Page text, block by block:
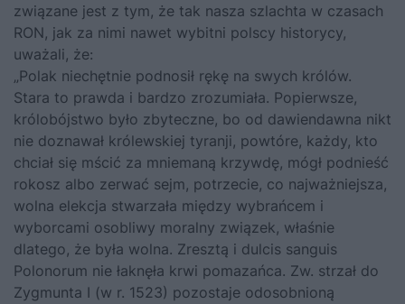
związane jest z tym, że tak nasza szlachta w czasach
RON, jak za nimi nawet wybitni polscy historycy,
uważali, że:
„Polak niechętnie podnosił rękę na swych królów.
Stara to prawda i bardzo zrozumiała. Popierwsze,
królobójstwo było zbyteczne, bo od dawiendawna nikt
nie doznawał królewskiej tyranji, powtóre, każdy, kto
chciał się mścić za mniemaną krzywdę, mógł podnieść
rokosz albo zerwać sejm, potrzecie, co najważniejsza,
wolna elekcja stwarzała między wybrańcem i
wyborcami osobliwy moralny związek, właśnie
dlatego, że była wolna. Zresztą i dulcis sanguis
Polonorum nie łaknęła krwi pomazańca. Zw. strzał do
Zygmunta I (w r. 1523) pozostaje odosobnioną